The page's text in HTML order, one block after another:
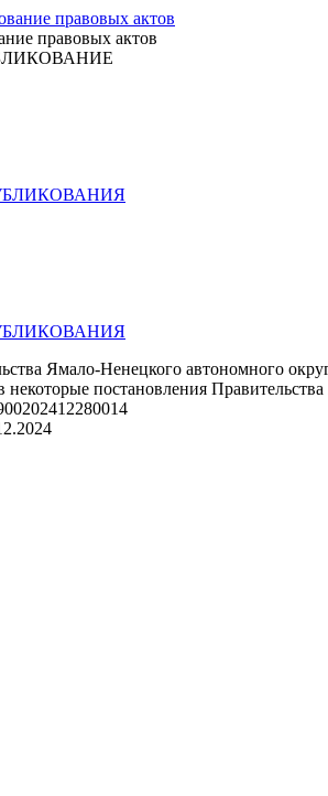
правовых актов
Ямало-Ненецкого автономного
постановления